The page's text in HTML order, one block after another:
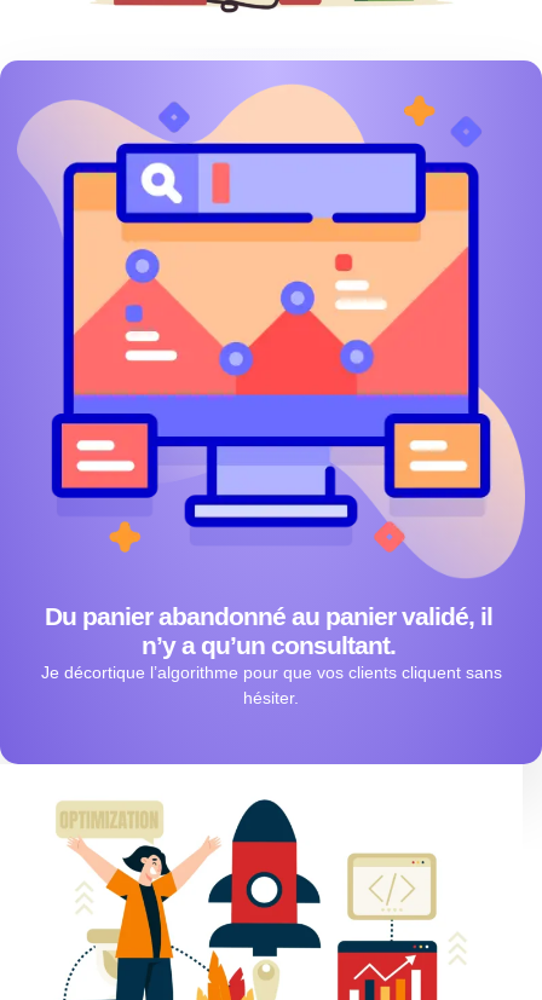
Du panier abandonné au panier validé, il
n’y a qu’un consultant.
Je décortique l’algorithme pour que vos clients cliquent sans
hésiter.